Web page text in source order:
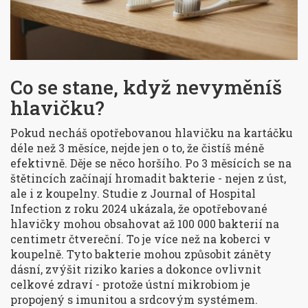
Co se stane, když nevyměníš
hlavičku?
Pokud necháš opotřebovanou hlavičku na kartáčku
déle než 3 měsíce, nejde jen o to, že čistíš méně
efektivně. Děje se něco horšího. Po 3 měsících se na
štětincích začínají hromadit bakterie - nejen z úst,
ale i z koupelny. Studie z Journal of Hospital
Infection z roku 2024 ukázala, že opotřebované
hlavičky mohou obsahovat až 100 000 bakterií na
centimetr čtvereční. To je více než na koberci v
koupelně. Tyto bakterie mohou způsobit záněty
dásní, zvýšit riziko karies a dokonce ovlivnit
celkové zdraví - protože ústní mikrobiom je
propojený s imunitou a srdcovým systémem.